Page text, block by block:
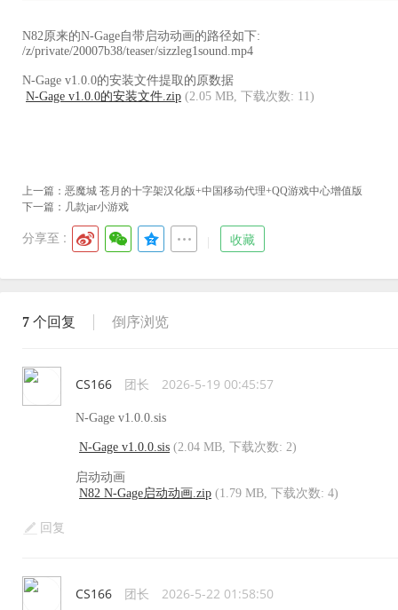
N82原来的N-Gage自带启动动画的路径如下:
/z/private/20007b38/teaser/sizzleg1sound.mp4
N-Gage v1.0.0的安装文件提取的原数据
N-Gage v1.0.0的安装文件.zip (2.05 MB, 下载次数: 11)
上一篇： 恶魔城 苍月的十字架汉化版+中国移动代理+QQ游戏中心增值版
下一篇： 几款jar小游戏
分享至 : 收藏
7 个回复 倒序浏览
CS166 团长 2026-5-19 00:45:57
N-Gage v1.0.0.sis
N-Gage v1.0.0.sis (2.04 MB, 下载次数: 2)
启动动画
N82 N-Gage启动动画.zip (1.79 MB, 下载次数: 4)
回复
CS166 团长 2026-5-22 01:58:50